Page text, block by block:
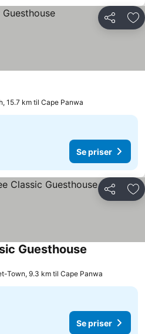
Del
15.7 km til Cape Panwa
Se priser
Del
Guesthouse
Town, 9.3 km til Cape Panwa
Se priser